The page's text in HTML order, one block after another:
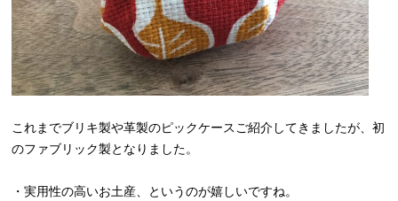
これまでブリキ製や革製のピックケースご紹介してきましたが、初
のファブリック製となりました。
・実用性の高いお土産、というのが嬉しいですね。